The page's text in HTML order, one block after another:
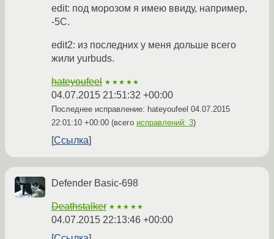
edit: под морозом я имею ввиду, например,
-5C.
edit2: из последних у меня дольше всего
жили yurbuds.
hateyoufeel ★★★★★
04.07.2015 21:51:32 +00:00
Последнее исправление: hateyoufeel 04.07.2015
22:01:10 +00:00 (всего исправлений: 3)
Ссылка
Defender Basic-698
Deathstalker ★★★★★
04.07.2015 22:13:46 +00:00